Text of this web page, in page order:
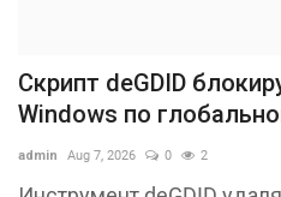
Скрипт deGDID
Windows по
admin Aug 7, 2026 0 2